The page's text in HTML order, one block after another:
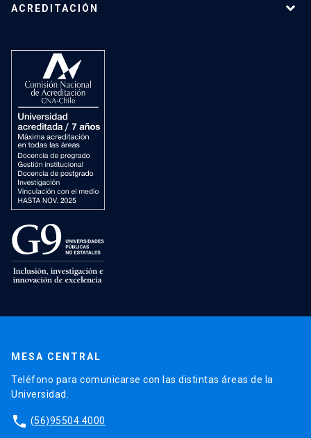
ACREDITACIÓN
MESA CENTRAL
Teléfono para comunicarse con las distintas áreas de la
Universidad.
phone (56)95504 4000